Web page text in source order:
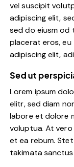
vel suscipit
adipiscing elit,
sed do eiusm od
placerat eros,
adipiscing elit,
Sed ut
Lorem ipsum
elitr, sed diam
labore et dolore
voluptua. At
et ea rebum.
takimata